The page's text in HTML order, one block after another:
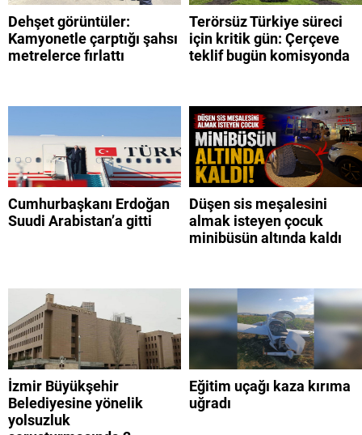
Dehşet görüntüler:
Kamyonetle çarptığı şahsı
metrelerce fırlattı
Terörsüz Türkiye süreci
için kritik gün: Çerçeve
teklif bugün komisyonda
Cumhurbaşkanı Erdoğan
Suudi Arabistan’a gitti
Düşen sis meşalesini
almak isteyen çocuk
minibüsün altında kaldı
İzmir Büyükşehir
Belediyesine yönelik
yolsuzluk
Eğitim uçağı kaza kırıma
uğradı